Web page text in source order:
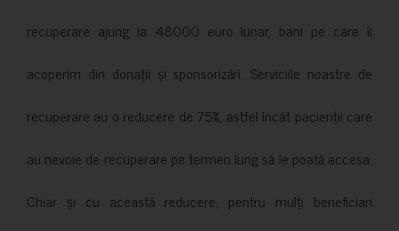
recuperare ajung la 48000 euro lunar, bani pe care îi
acoperim din donații și sponsorizări. Serviciile noastre de
recuperare au o reducere de 75%, astfel încât pacienții care
au nevoie de recuperare pe termen lung să le poată accesa.
Chiar și cu această reducere, pentru mulți beneficiari